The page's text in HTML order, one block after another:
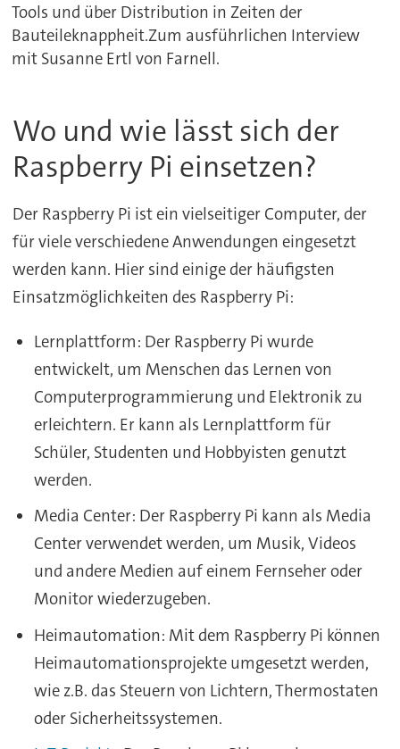
Tools und über Distribution in Zeiten der
Bauteileknappheit.Zum ausführlichen Interview
mit Susanne Ertl von Farnell.
Wo und wie lässt sich der
Raspberry Pi einsetzen?
Der Raspberry Pi ist ein vielseitiger Computer, der
für viele verschiedene Anwendungen eingesetzt
werden kann. Hier sind einige der häufigsten
Einsatzmöglichkeiten des Raspberry Pi:
Lernplattform: Der Raspberry Pi wurde
entwickelt, um Menschen das Lernen von
Computerprogrammierung und Elektronik zu
erleichtern. Er kann als Lernplattform für
Schüler, Studenten und Hobbyisten genutzt
werden.
Media Center: Der Raspberry Pi kann als Media
Center verwendet werden, um Musik, Videos
und andere Medien auf einem Fernseher oder
Monitor wiederzugeben.
Heimautomation: Mit dem Raspberry Pi können
Heimautomationsprojekte umgesetzt werden,
wie z.B. das Steuern von Lichtern, Thermostaten
oder Sicherheitssystemen.